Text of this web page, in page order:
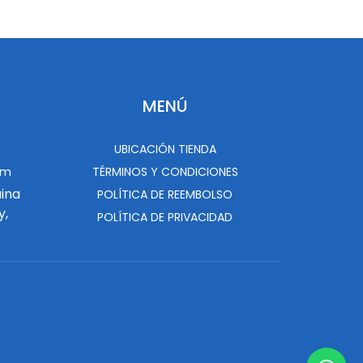
MENÚ
UBICACIÓN TIENDA
TÉRMINOS Y CONDICIONES
POLÍTICA DE REEMBOLSO
POLÍTICA DE PRIVACIDAD